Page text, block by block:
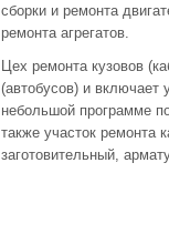
сборки и ремонта
ремонта агрегатов.
Цех ремонта кузовов
(автобусов) и
небольшой программе
также участок ремонта
заготовительный,